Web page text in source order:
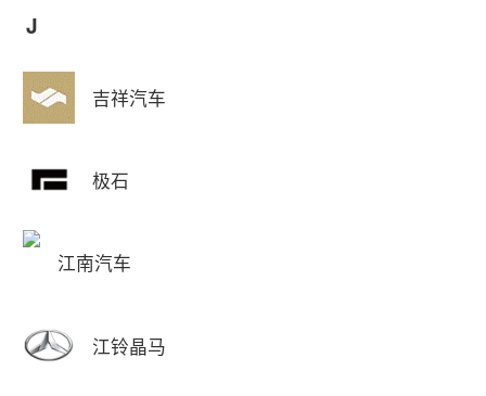
J
吉祥汽车
极石
江南汽车
江铃晶马